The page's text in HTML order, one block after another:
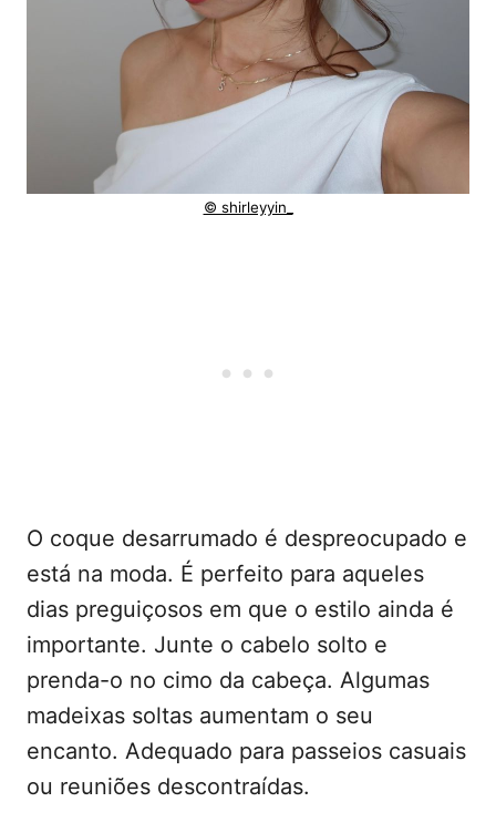
© shirleyyin_
O coque desarrumado é despreocupado e
está na moda. É perfeito para aqueles
dias preguiçosos em que o estilo ainda é
importante. Junte o cabelo solto e
prenda-o no cimo da cabeça. Algumas
madeixas soltas aumentam o seu
encanto. Adequado para passeios casuais
ou reuniões descontraídas.